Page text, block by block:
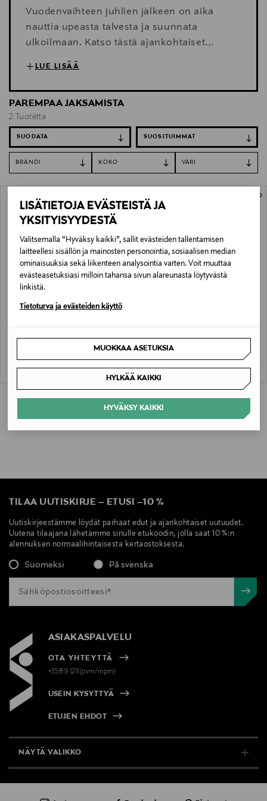
LISÄTIETOJA EVÄSTEISTÄ JA
YKSITYISYYDESTÄ
Valitsemalla “Hyväksy kaikki”, sallit evästeiden tallentamisen
laitteellesi sisällön ja mainosten personointia, sosiaalisen median
ominaisuuksia sekä liikenteen analysointia varten. Voit muuttaa
evästeasetuksiasi milloin tahansa sivun alareunasta löytyvästä
linkistä.
Tietoturva ja evästeiden käyttö
MUOKKAA ASETUKSIA
HYLKÄÄ KAIKKI
HYVÄKSY KAIKKI
Vuodenvaihteen juhlien jälkeen on aika
nauttia upeasta talvesta ja suunnata
ulkoilmaan. Katso tästä ajankohtaiset
ulkoilutekstiilit ja tarvikkeet sekä jooga- ja
LUE LISÄÄ
PAREMPAA JAKSAMISTA
2 Tuotetta
SUODATA
BRÄNDI KOKO VÄRI
2 Tuotetta
STOCKMANN SILK
TILAA UUTISKIRJE – ETUSI –10 %
Uutiskirjeestämme löydät parhaat edut ja ajankohtaiset uutuudet.
Uutena tilaajana lähetämme sinulle etukoodin, jolla saat 10 %:n
alennuksen normaalihintaisesta kertaostoksesta.
Suomeksi På svenska
ASIAKASPALVELU
OTA YHTEYTTÄ
+358 9 1211(pvm/mpm)
USEIN KYSYTTYÄ
ETUJEN EHDOT
NÄYTÄ VALIKKO